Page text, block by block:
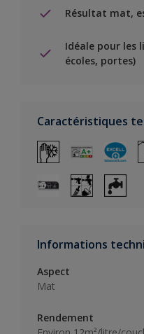
Résultat mat,
Idéale pour les
écoles, portes)
Caractéristiques
Informations
Aspect
Mat
Rendement